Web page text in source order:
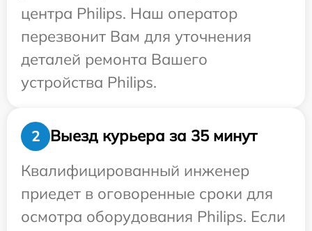
центра Philips. Наш оператор
перезвонит Вам для уточнения
деталей ремонта Вашего
устройства Philips.
2
Выезд курьера за 35 минут
Квалифицированный инженер
приедет в оговоренные сроки для
осмотра оборудования Philips. Если